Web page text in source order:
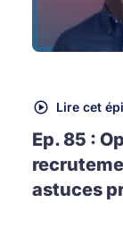
Lire cet
Ep. 85 :
astuces